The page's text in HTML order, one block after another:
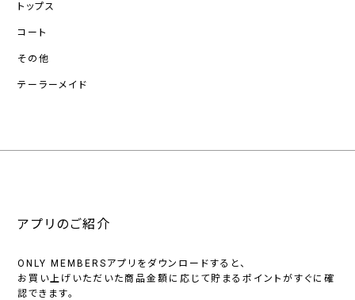
トップス
コート
その他
テーラーメイド
アプリのご紹介
ONLY MEMBERSアプリをダウンロードすると、
お買い上げいただいた商品金額に応じて貯まるポイントがすぐに確
認できます。